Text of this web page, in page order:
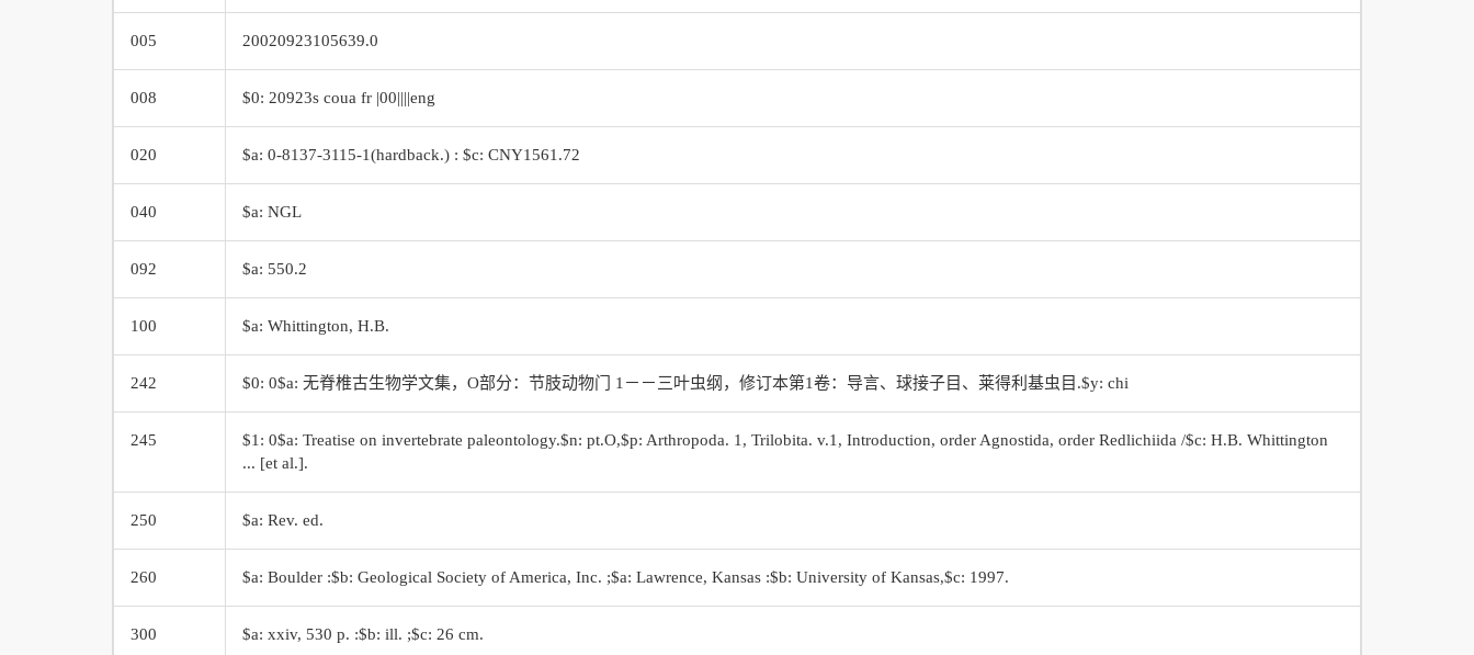
005 20020923105639.0
008 $0: 20923s coua fr |00||||eng
020 $a: 0-8137-3115-1(hardback.) : $c: CNY1561.72
040 $a: NGL
092 $a: 550.2
100 $a: Whittington, H.B.
242 $0: 0$a: 无脊椎古生物学文集，O部分：节肢动物门 1－－三叶虫纲，修订本第1卷：导言、球接子目、莱得利基虫目.$y: chi
245
$1: 0$a: Treatise on invertebrate paleontology.$n: pt.O,$p: Arthropoda. 1, Trilobita. v.1, Introduction, order Agnostida, order Redlichiida /$c: H.B. Whittington
... [et al.].
250 $a: Rev. ed.
260 $a: Boulder :$b: Geological Society of America, Inc. ;$a: Lawrence, Kansas :$b: University of Kansas,$c: 1997.
300 $a: xxiv, 530 p. :$b: ill. ;$c: 26 cm.